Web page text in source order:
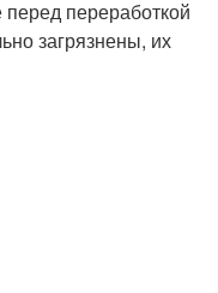
переработкой
загрязнены, их